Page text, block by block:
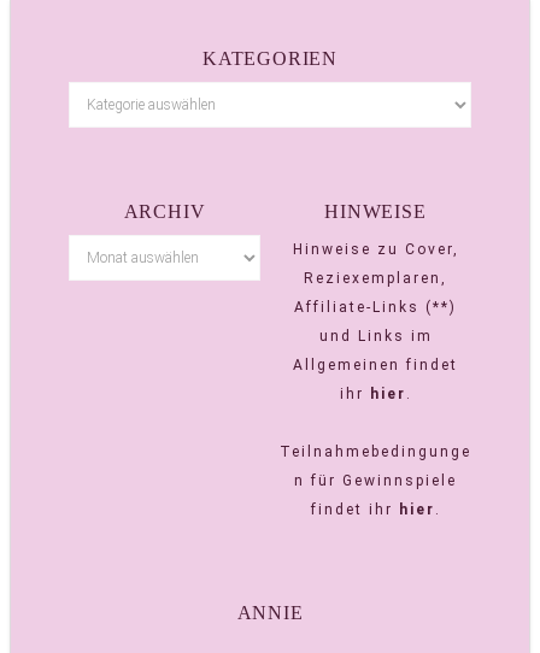
KATEGORIEN
ARCHIV HINWEISE
Hinweise zu Cover,
Reziexemplaren,
Affiliate-Links (**)
und Links im
Allgemeinen findet
ihr
hier .
Teilnahmebedingunge
n für Gewinnspiele
findet ihr
hier .
ANNIE